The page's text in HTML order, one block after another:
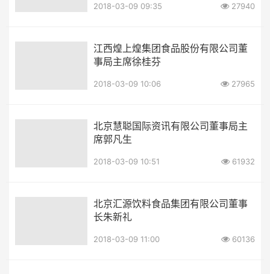
2018-03-09 09:35 27940
江西煌上煌集团食品股份有限公司董
事局主席徐桂芬
2018-03-09 10:06 27965
北京慧聪国际资讯有限公司董事局主
席郭凡生
2018-03-09 10:51 61932
北京汇源饮料食品集团有限公司董事
长朱新礼
2018-03-09 11:00 60136